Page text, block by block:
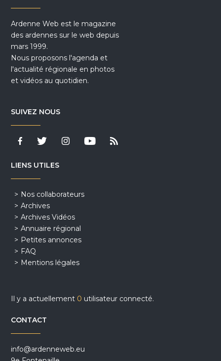
Ardenne Web est le magazine
des ardennes sur le web depuis
mars 1999.
Nous proposons l'agenda et
l'actualité régionale en photos
et vidéos au quotidien.
SUIVEZ NOUS
LIENS UTILES
Nos collaborateurs
Archives
Archives Vidéos
Annuaire régional
Petites annonces
FAQ
Mentions légales
Il y a actuellement 0 utilisateur connecté.
CONTACT
info@ardenneweb.eu